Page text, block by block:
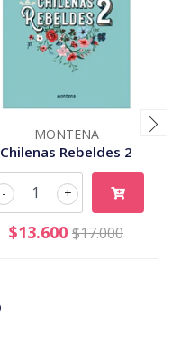
MONTENA
Chilenas Rebeldes 2
+
-
$13.600 $17.000